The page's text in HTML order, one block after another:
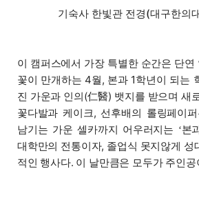
기숙사 한빛관 전경(대구한의
이 캠퍼스에서 가장 특별한 순간은 단연
꽃이 만개하는 4월, 본과 1학년이 되는
진 가운과 인의(仁醫) 뱃지를 받으며 새
꽃다발과 케이크, 선후배의 롤링페이
남기는 가운 셀카까지 어우러지는 ‘본
대학만의 전통이자, 졸업식 못지않게 성
적인 행사다. 이 날만큼은 모두가 주인공